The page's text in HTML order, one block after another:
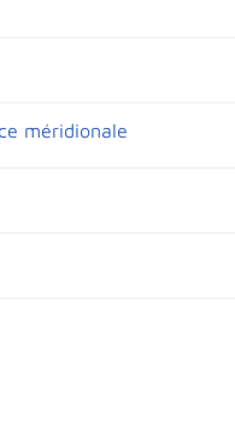
méridionale